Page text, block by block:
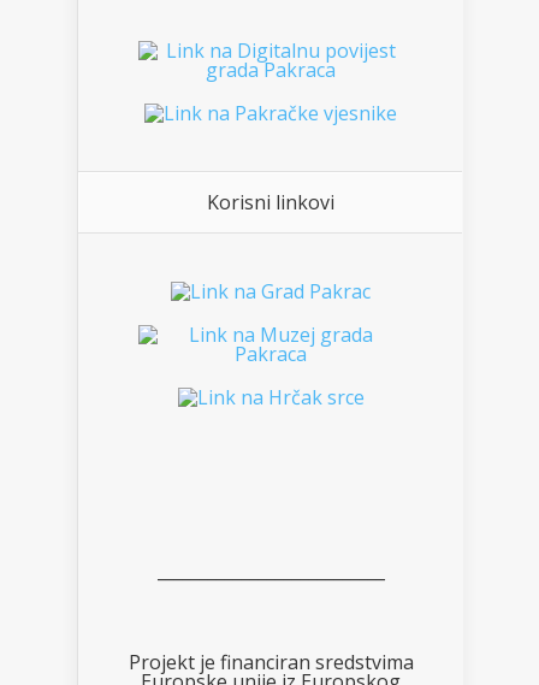
Korisni linkovi
Projekt je financiran sredstvima